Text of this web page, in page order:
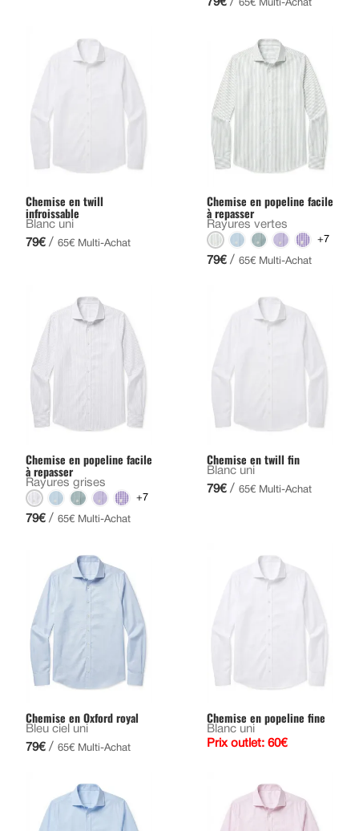
79€ 65€ Multi-Achat
Chemise en twill
infroissable
Blanc uni
79€ / 65€ Multi-Achat
Chemise en popeline facile
à repasser
Rayures vertes
+7
79€ / 65€ Multi-Achat
Chemise en popeline facile
à repasser
Rayures grises
+7
79€ / 65€ Multi-Achat
Chemise en twill fin
Blanc uni
79€ / 65€ Multi-Achat
Chemise en Oxford royal
Bleu ciel uni
79€ / 65€ Multi-Achat
Chemise en popeline fine
Blanc uni
Prix outlet: 60€